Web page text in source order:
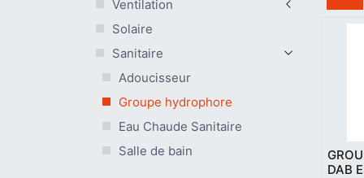
Ventilation
Solaire
Sanitaire
Adoucisseur
Groupe hydrophore
Eau Chaude Sanitaire
Salle de bain
DAB